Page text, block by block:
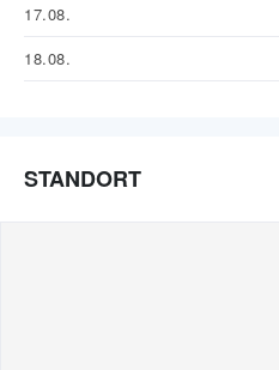
17.08.
18.08.
STANDORT